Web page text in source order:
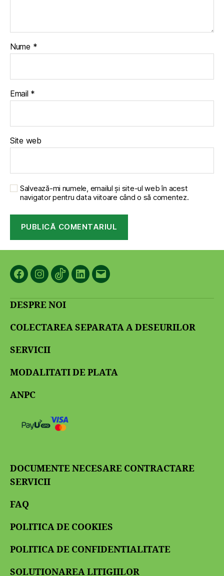
Nume *
Email *
Site web
Salvează-mi numele, emailul și site-ul web în acest
navigator pentru data viitoare când o să comentez.
FacebookInstagram
TikTokLinkedIn
Email
DESPRE NOI
COLECTAREA SEPARATA A DESEURILOR
SERVICII
MODALITATI DE PLATA
ANPC
DOCUMENTE NECESARE CONTRACTARE
SERVICII
FAQ
POLITICA DE COOKIES
POLITICA DE CONFIDENTIALITATE
SOLUTIONAREA LITIGIILOR